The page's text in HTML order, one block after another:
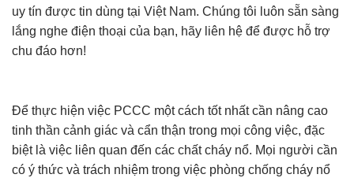
uy tín được tin dùng tại Việt Nam. Chúng tôi luôn sẵn sàng
lắng nghe điện thoại của bạn, hãy liên hệ để được hỗ trợ
chu đáo hơn!
Để thực hiện việc PCCC một cách tốt nhất cần nâng cao
tinh thần cảnh giác và cẩn thận trong mọi công việc, đặc
biệt là việc liên quan đến các chất cháy nổ. Mọi người cần
có ý thức và trách nhiệm trong việc phòng chống cháy nổ